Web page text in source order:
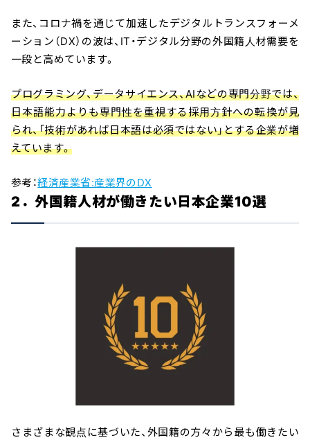
また、コロナ禍を通じて加速したデジタルトランスフォーメ
ーション（DX）の波は、IT・デジタル分野の外国籍人材需要を
一段と高めています。
プログラミング、データサイエンス、AIなどの専門分野では、
日本語能力よりも専門性を重視する採用方針への転換が見
られ、「技術があれば日本語は必須ではない」とする企業が増
えています。
参考：経済産業省:産業界のDX
2．外国籍人材が働きたい日本企業10選
さまざまな観点に基づいた、外国籍の方々から最も働きたい